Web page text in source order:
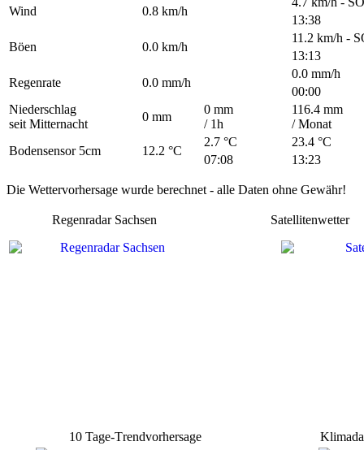
Wind 0.8 km/h
13:38
Böen
0.0 km/h
11.2 km/h -
13:13
Regenrate
0.0 mm/h
0.0 mm/h
00:00
Niederschlag
seit Mitternacht
0 mm
0 mm
/ 1h
116.4 mm
/ Monat
Bodensensor 5cm
12.2 °C
2.7 °C
23.4 °C
07:08
13:23
Die Wettervorhersage wurde berechnet - alle Daten ohne Gewähr!
Regenradar Sachsen Satellitenwetter
10 Tage-Trendvorhersage